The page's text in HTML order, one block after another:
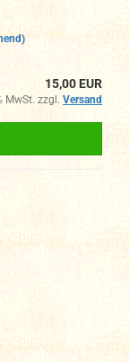
15,00 EUR
MwSt. zzgl. Versand